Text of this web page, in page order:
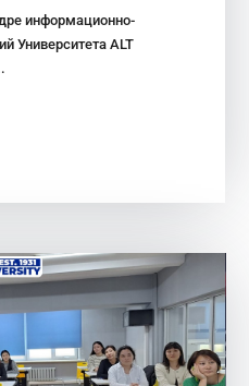
информационно-
Университета ALT